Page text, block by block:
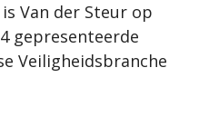
Van der Steur op
gepresenteerde
Veiligheidsbranche